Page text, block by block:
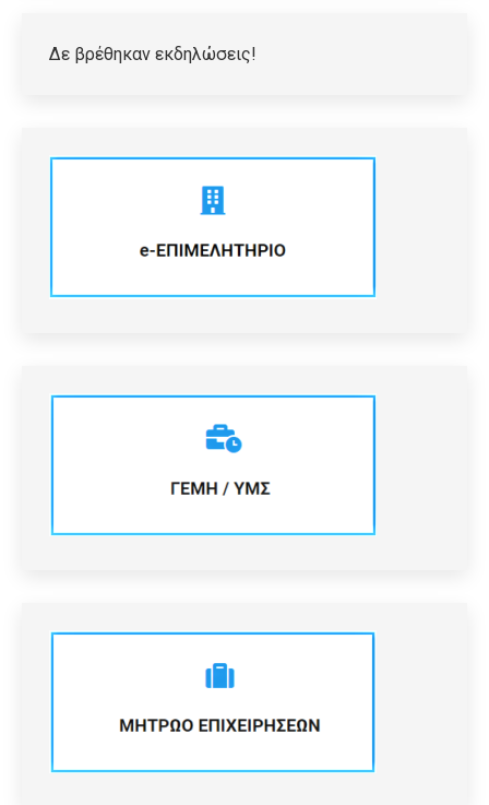
Δε βρέθηκαν εκδηλώσεις!